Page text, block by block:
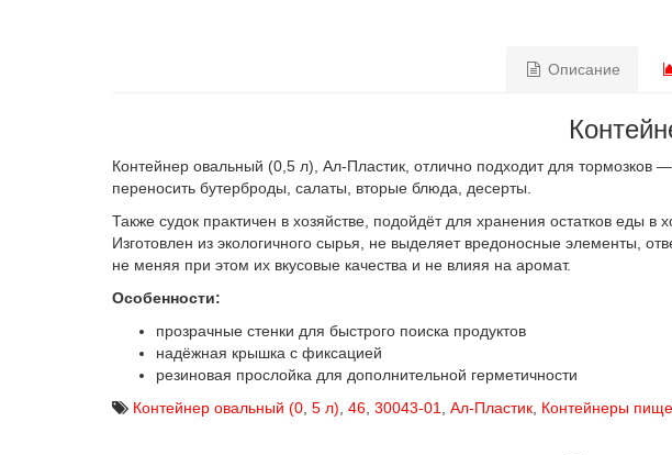
Описание
Контейнер овальный (0,5 л), Ал-Пластик, отлично подходит для
переносить бутерброды, салаты, вторые блюда, десерты.
Также судок практичен в хозяйстве, подойдёт для хранения остатков еды
Изготовлен из экологичного сырья, не выделяет вредоносные элементы,
не меняя при этом их вкусовые качества и не влияя на аромат.
Особенности:
прозрачные стенки для быстрого поиска продуктов
надёжная крышка с фиксацией
резиновая прослойка для дополнительной герметичности
Контейнер овальный (0 5 л) 46 30043-01 Ал-Пластик Контейнеры